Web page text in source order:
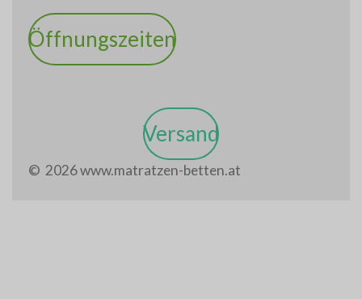
Öffnungszeiten
Versand
© 2026 www.matratzen-betten.at